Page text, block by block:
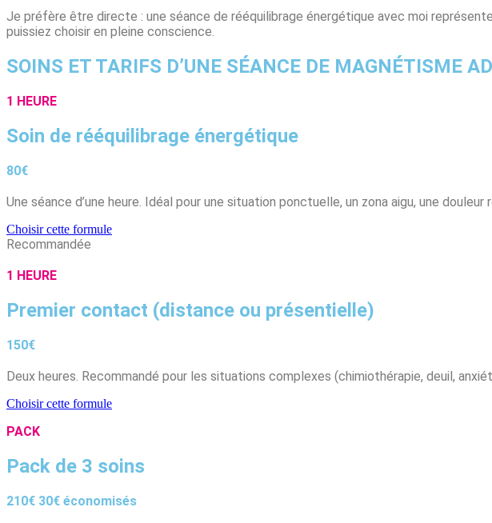
Je préfère être directe : une séance de rééquilibrage énergétique avec moi
puissiez choisir en pleine conscience.
SOINS ET TARIFS D’UNE SÉANCE DE MAGNÉTISME
1 HEURE
Soin de rééquilibrage énergétique
80€
Une séance d’une heure. Idéal pour une situation ponctuelle, un zona aigu, une
Choisir cette formule
Recommandée
1 HEURE
Premier contact (distance ou présentielle)
150€
Deux heures. Recommandé pour les situations complexes (chimiothérapie, deuil,
Choisir cette formule
PACK
Pack de 3 soins
210€ 30€ économisés